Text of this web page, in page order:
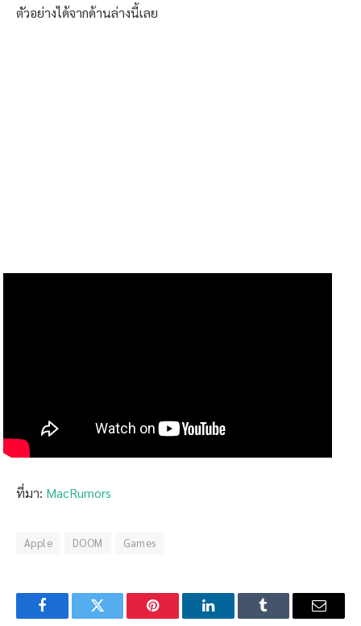
ตัวอย่างได้จากด้านล่างนี้เลย
ที่มา: MacRumors
Apple DOOM Games
FacebookTwitter Pinterest LinkedInTumblr Email